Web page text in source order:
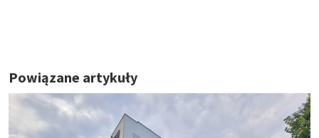
Powiązane artykuły